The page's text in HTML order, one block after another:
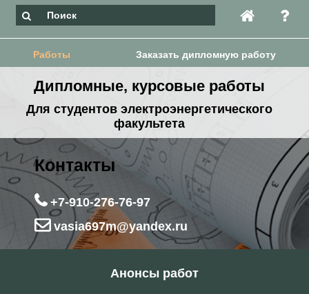
Работы Заказать дипломную работу
Дипломные, курсовые работы
Для студентов электроэнергетического
факультета
Контакты
+7-910-276-76-97
vasia697m@yandex.ru
Анонсы работ